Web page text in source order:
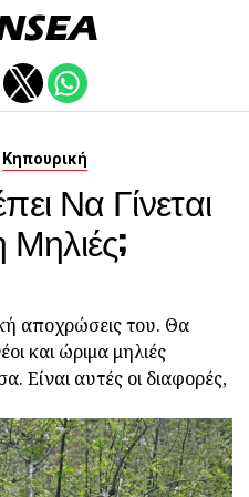
Κηπουρική
Να Γίνεται
αποχρώσεις του. Θα
και ώριμα μηλιές
Είναι αυτές οι διαφορές,